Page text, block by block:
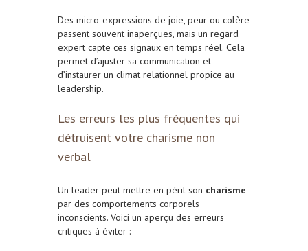
Des micro-expressions de joie, peur ou colère
passent souvent inaperçues, mais un regard
expert capte ces signaux en temps réel. Cela
permet d’ajuster sa communication et
d’instaurer un climat relationnel propice au
leadership.
Les erreurs les plus fréquentes qui
détruisent votre charisme non
verbal
Un leader peut mettre en péril son charisme
par des comportements corporels
inconscients. Voici un aperçu des erreurs
critiques à éviter :